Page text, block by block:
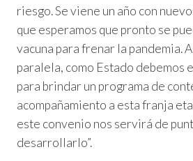
riesgo. Se viene un año con
que esperamos que pronto se
vacuna para frenar la pandemia.
paralela, como Estado debemos
para brindar un programa de
acompañamiento a esta franja
este convenio nos servirá de
desarrollarlo”.